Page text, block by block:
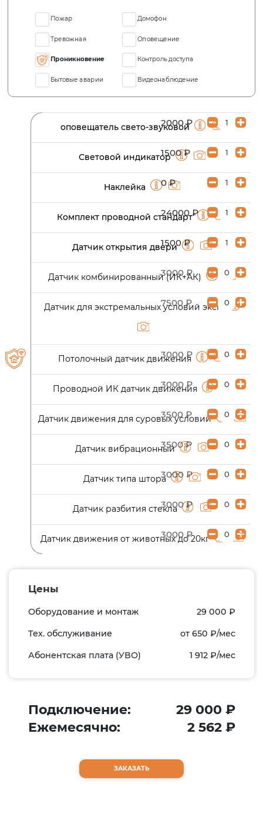
Пожар
Тревожная
Проникновение
Бытовые аварии
Домофон
Оповещение
Контроль доступа
Видеонаблюдение
оповещатель свето-звуковой
2000 ₽
Световой индикатор1500 ₽
Наклейка 0 ₽
Комплект проводной стандарт
24000 ₽
Датчик открытия двери
1500 ₽
Датчик комбинированный (ИК+АК)
3000 ₽
Датчик для экстремальных условий эксп.
7500 ₽
Потолочный датчик движения
3000 ₽
Проводной ИК датчик движения
3000 ₽
Датчик движения для суровых условий
3500 ₽
Датчик вибрационный3500 ₽
Датчик типа штора3000 ₽
Датчик разбития стекла3000 ₽
Датчик движения от животных до 20кг
3000 ₽
Цены
Оборудование и монтаж 29 000 ₽
Тех. обслуживание от 650 ₽/мес
Абонентская плата (УВО) 1 912 ₽/мес
Подключение: 29 000 ₽
Ежемесячно:
2 562 ₽
ЗАКАЗАТЬ